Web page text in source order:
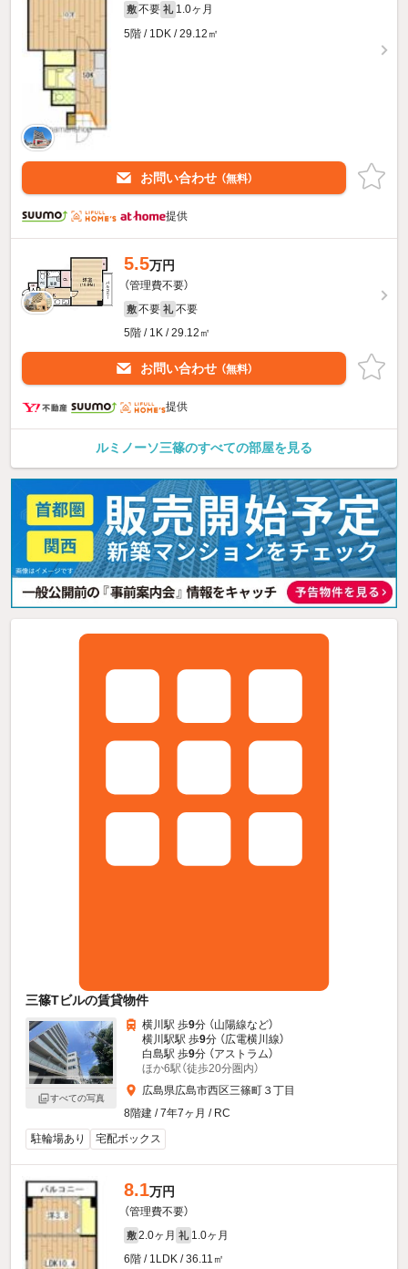
敷 不要 礼 1.0ヶ月
5階 / 1DK / 29.12㎡
お問い合わせ （無料）
提供
5.5万円
（管理費不要）
敷 不要 礼 不要
5階 / 1K / 29.12㎡
お問い合わせ （無料）
提供
ルミノーソ三篠のすべての部屋を見る
三篠Tビルの賃貸物件
すべての写真
横川駅 歩9分 （山陽線など）
横川駅駅 歩9分 （広電横川線）
白島駅 歩9分 （アストラム）
ほか6駅（徒歩20分圏内）
広島県広島市西区三篠町３丁目
8階建 / 7年7ヶ月 / RC
駐輪場あり
宅配ボックス
8.1万円
（管理費不要）
敷 2.0ヶ月 礼 1.0ヶ月
6階 / 1LDK / 36.11㎡